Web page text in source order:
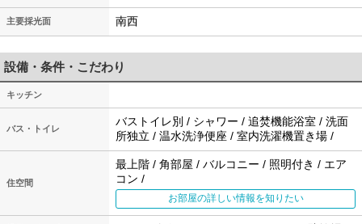
主要採光面 南西
設備・条件・こだわり
キッチン
バス・トイレ
バストイレ別 / シャワー / 追焚機能浴室 / 洗面
所独立 / 温水洗浄便座 / 室内洗濯機置き場 /
住空間
最上階 / 角部屋 / バルコニー / 照明付き / エア
コン /
お部屋の詳しい情報を知りたい